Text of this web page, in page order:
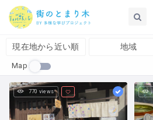
現在地から近い順 地域
Map
770 views